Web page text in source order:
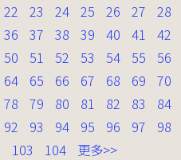
22 23 24 25 26 27
28
36 37 38 39 40 41
42
50 51 52 53 54 55
56
64 65 66 67 68 69
70
78 79 80 81 82 83
84
92 93 94 95 96 97
98
103 104 更多>>